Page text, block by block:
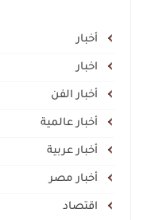
أخبار
اخبار
أخبار الفن
أخبار عالمية
أخبار عربية
أخبار مصر
اقتصاد